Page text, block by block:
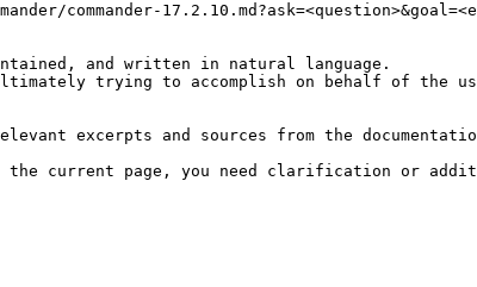
commander-
and written in natural language.
trying to accomplish on behalf of the
excerpts and sources from the
the current page, you need clarification or